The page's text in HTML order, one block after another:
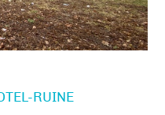
RUINE